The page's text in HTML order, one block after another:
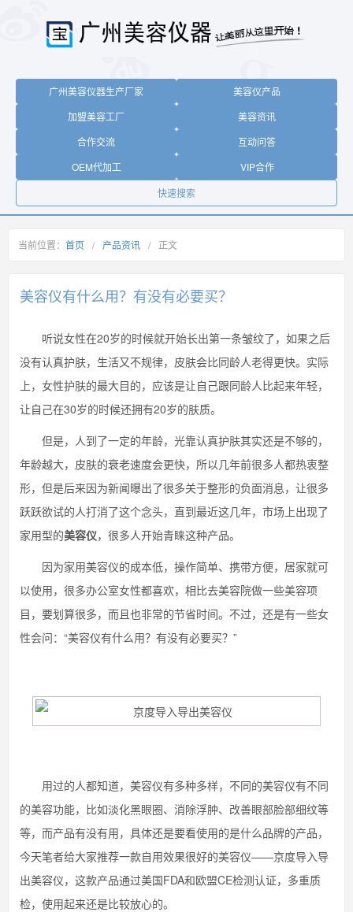
广州美容仪器生产厂家
美容仪产品
加盟美容工厂
美容资讯
合作交流
互动问答
OEM代加工
VIP合作
快速搜索
当前位置： 首页 / 产品资讯 / 正文
美容仪有什么用？有没有必要买？
听说女性在20岁的时候就开始长出第一条皱纹了，如果之后
没有认真护肤，生活又不规律，皮肤会比同龄人老得更快。实际
上，女性护肤的最大目的，应该是让自己跟同龄人比起来年轻，
让自己在30岁的时候还拥有20岁的肤质。
但是，人到了一定的年龄，光靠认真护肤其实还是不够的，
年龄越大，皮肤的衰老速度会更快，所以几年前很多人都热衷整
形，但是后来因为新闻曝出了很多关于整形的负面消息，让很多
跃跃欲试的人打消了这个念头，直到最近这几年，市场上出现了
家用型的美容仪，很多人开始青睐这种产品。
因为家用美容仪的成本低，操作简单、携带方便，居家就可
以使用，很多办公室女性都喜欢，相比去美容院做一些美容项
目，要划算很多，而且也非常的节省时间。不过，还是有一些女
性会问：“美容仪有什么用？有没有必要买？”
用过的人都知道，美容仪有多种多样，不同的美容仪有不同
的美容功能，比如淡化黑眼圈、消除浮肿、改善眼部脸部细纹等
等，而产品有没有用，具体还是要看使用的是什么品牌的产品，
今天笔者给大家推荐一款自用效果很好的美容仪——京度导入导
出美容仪，这款产品通过美国FDA和欧盟CE检测认证，多重质
检，使用起来还是比较放心的。